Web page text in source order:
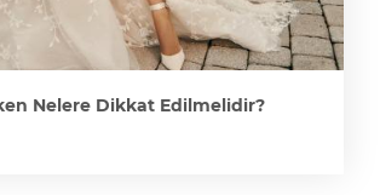
Nelere Dikkat Edilmelidir?